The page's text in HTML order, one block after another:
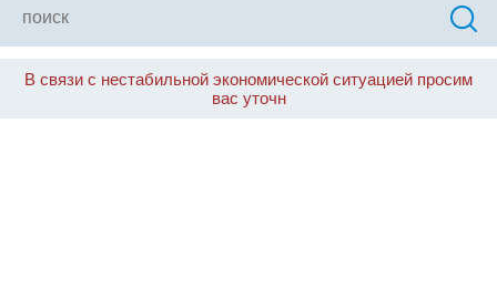
В связи с нестабильной экономической ситуацией просим
вас уточн